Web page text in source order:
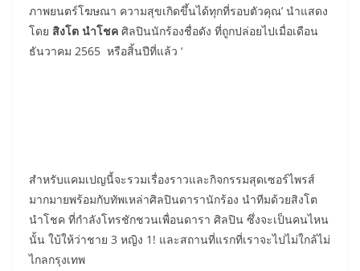
ภาพยนตร์โฆษณา ความสุขเกิดขึ้นได้ทุกที่รอบตัวคุณ’ นำแสดง
โดย สิงโต นำโชค ศิลปินนักร้องชื่อดัง ที่ถูกปล่อยไปเมื่อเดือน
ธันวาคม 2565 หรือสิ้นปีที่แล้ว ‘
สำหรับแคมเปญนี้จะรวมเรื่องราวและกิจกรรมสุดเซอร์ไพรส์
มากมายพร้อมกับทัพเหล่าศิลปินดารานักร้อง นำทีมด้วยสิงโต
นำโชค ที่กำลังโทรชักชวนเพื่อนดารา ศิลปิน ซึ่งจะเป็นคนไหน
นั้น ใบ้ให้ว่าชาย 3 หญิง 1! และสถานที่แรกที่เราจะไปไม่ใกล้ไม่
ไกลกรุงเทพ